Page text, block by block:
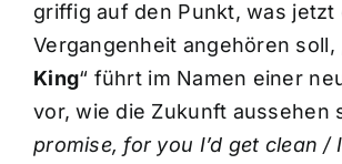
griffig auf den Punkt, was jetzt
Vergangenheit angehören soll,
King“ führt im Namen einer
vor, wie die Zukunft aussehen
promise, for you I’d get clean /